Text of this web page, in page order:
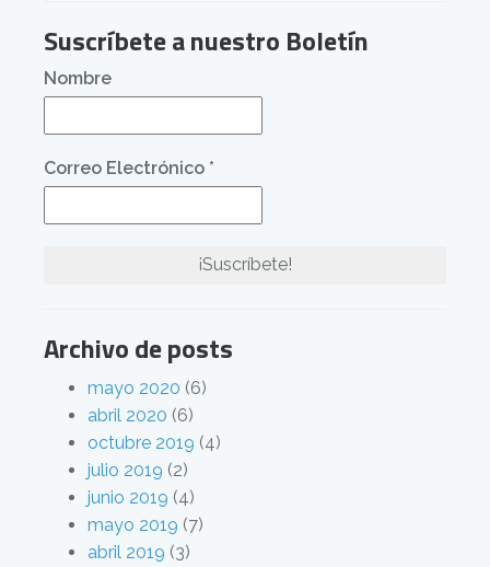
Suscríbete a nuestro Boletín
Nombre
Correo Electrónico *
Archivo de posts
mayo 2020 (6)
abril 2020 (6)
octubre 2019 (4)
julio 2019 (2)
junio 2019 (4)
mayo 2019 (7)
abril 2019 (3)